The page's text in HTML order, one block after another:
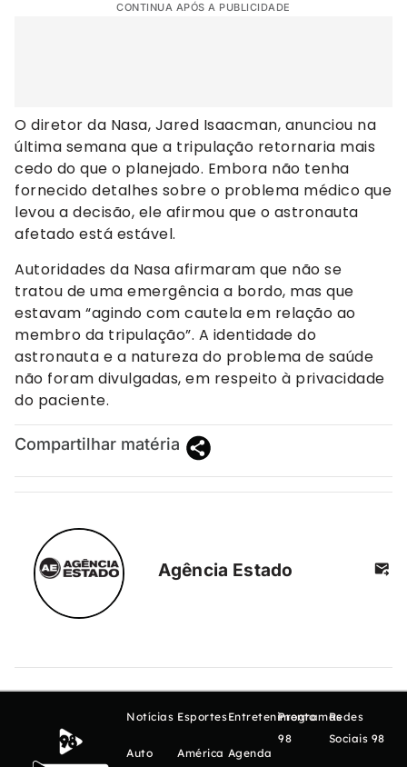
CONTINUA APÓS A PUBLICIDADE
O diretor da Nasa, Jared Isaacman, anunciou na
última semana que a tripulação retornaria mais
cedo do que o planejado. Embora não tenha
fornecido detalhes sobre o problema médico que
levou a decisão, ele afirmou que o astronauta
afetado está estável.
Autoridades da Nasa afirmaram que não se
tratou de uma emergência a bordo, mas que
estavam “agindo com cautela em relação ao
membro da tripulação”. A identidade do
astronauta e a natureza do problema de saúde
não foram divulgadas, em respeito à privacidade
do paciente.
Compartilhar matéria
Agência Estado
Notícias
Auto
Esportes
América
Entretenimento
Agenda
Programas
98
Redes
Sociais 98